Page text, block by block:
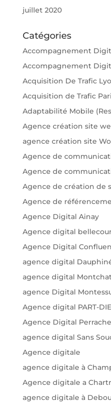
juillet 2020
Catégories
Accompagnement
Accompagnement
Acquisition De Trafic
Acquisition de Trafic
Adaptabilité Mobile
Agence création site
agence création site
Agence de
Agence de
Agence de création de
Agence de
Agence Digital Ainay
Agence digital
Agence Digital
agence digital
agence digital
agence Digital
Agence digital PART-
Agence Digital Perrache
agence digital Sans
Agence digitale
agence digitale à
Agence digitale a
agence digitale à